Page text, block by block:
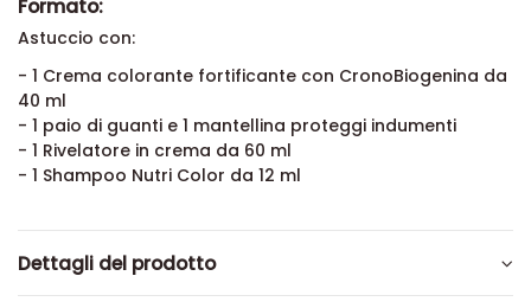
Formato:
Astuccio con:
- 1 Crema colorante fortificante con CronoBiogenina da
40 ml
- 1 paio di guanti e 1 mantellina proteggi indumenti
- 1 Rivelatore in crema da 60 ml
- 1 Shampoo Nutri Color da 12 ml
Dettagli del prodotto